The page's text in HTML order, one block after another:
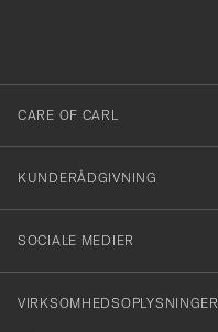
dig
till
vårt
nyhetsbrev!
CARE OF CARL
KUNDERÅDGIVNING
SOCIALE MEDIER
VIRKSOMHEDSOPLYSNINGER